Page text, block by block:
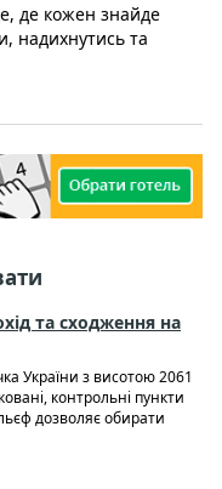
де кожен знайде
надихнутись та
та сходження на
України з висотою 2061
контрольні пункти
дозволяє обирати